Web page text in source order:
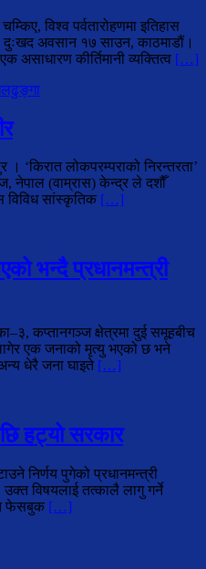
विश्व पर्वतारोहणमा इतिहास
दुःखद अवसान १७ साउन, काठमाडौं।
असाधारण कीर्तिमानी व्यक्तित्व […]
‘किरात लोकपरम्पराको निरन्तरता’
नेपाल (वाम्रास) केन्द्र ले दशौँ
विविध सांस्कृतिक […]
भन्दै प्रधानमन्त्री
कप्तानगञ्ज क्षेत्रमा दुई समूहबीच
एक जनाको मृत्यु भएको छ भने
धेरै जना घाइते […]
हट्यो सरकार
निर्णय पुगेको प्रधानमन्त्री
विषयलाई तत्कालै लागु गर्ने
फेसबुक […]